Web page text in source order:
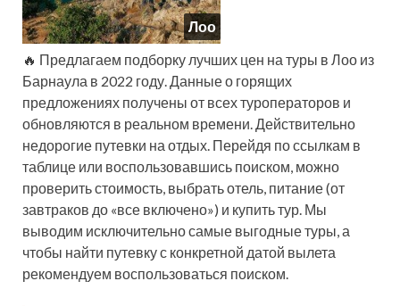
Лоо
🔥 Предлагаем подборку лучших цен на туры в Лоо из
Барнаула в 2022 году. Данные о горящих
предложениях получены от всех туроператоров и
обновляются в реальном времени. Действительно
недорогие путевки на отдых. Перейдя по ссылкам в
таблице или воспользовавшись поиском, можно
проверить стоимость, выбрать отель, питание (от
завтраков до «все включено») и купить тур. Мы
выводим исключительно самые выгодные туры, а
чтобы найти путевку с конкретной датой вылета
рекомендуем воспользоваться поиском.